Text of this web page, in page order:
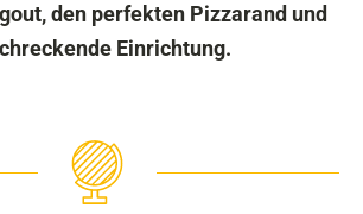
den perfekten Pizzarand und
Einrichtung.